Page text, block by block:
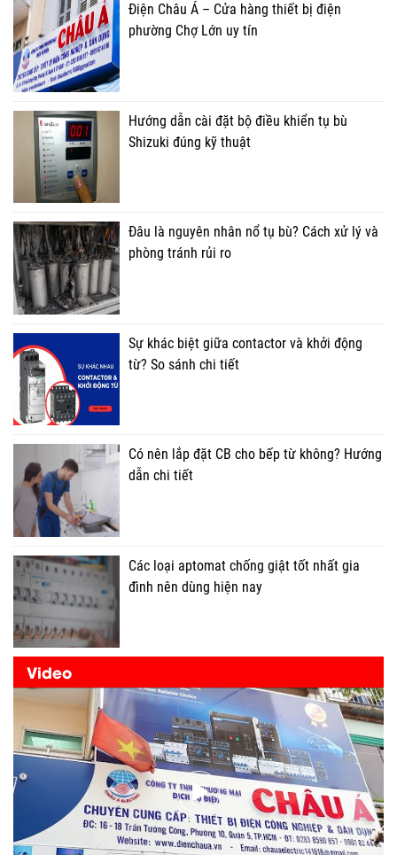
Điện Châu Á – Cửa hàng thiết bị điện
phường Chợ Lớn uy tín
Hướng dẫn cài đặt bộ điều khiển tụ bù
Shizuki đúng kỹ thuật
Đâu là nguyên nhân nổ tụ bù? Cách xử lý và
phòng tránh rủi ro
Sự khác biệt giữa contactor và khởi động
từ? So sánh chi tiết
Có nên lắp đặt CB cho bếp từ không? Hướng
dẫn chi tiết
Các loại aptomat chống giật tốt nhất gia
đình nên dùng hiện nay
Video